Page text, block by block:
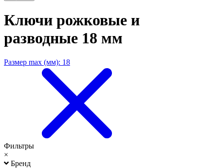
Ключи рожковые и
разводные 18 мм
Размер max (мм): 18
Фильтры
×
Бренд